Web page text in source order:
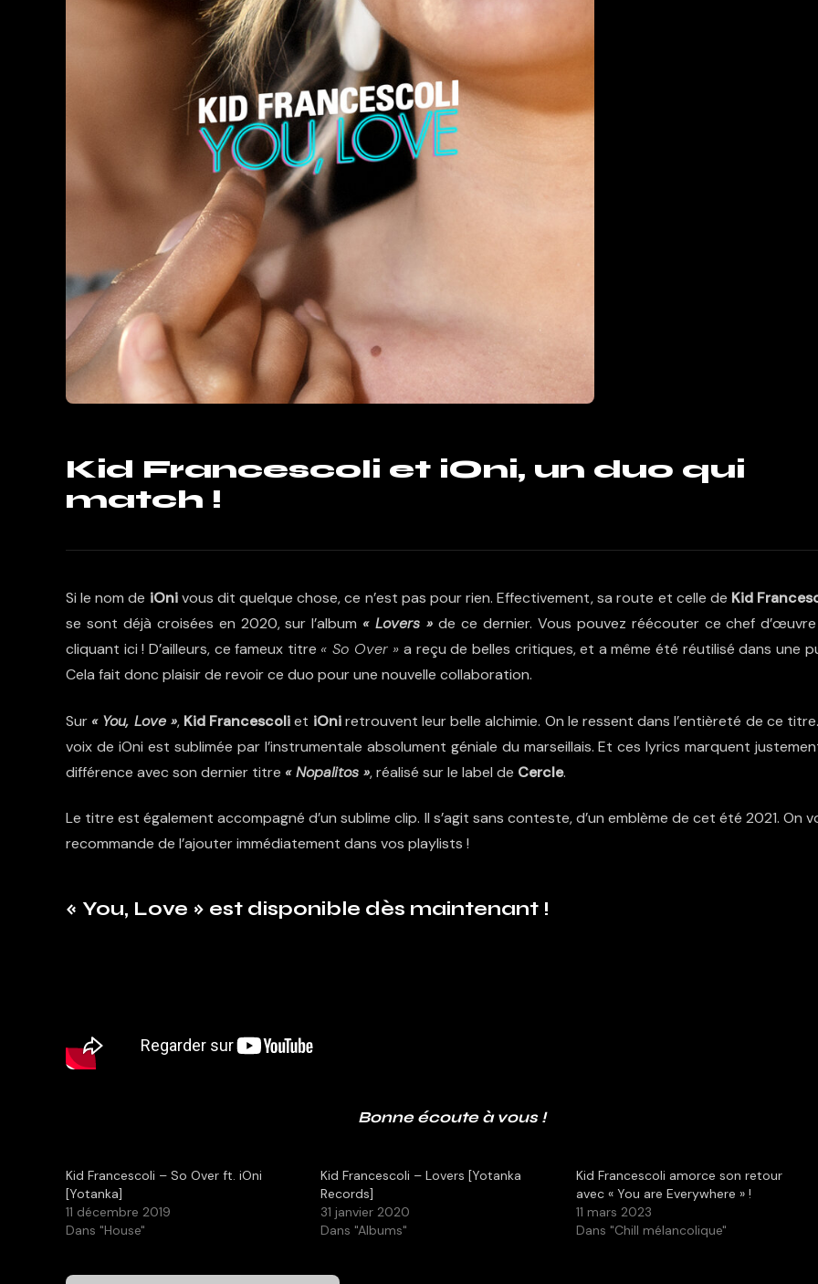
Kid Francescoli et iOni, un duo qui
match !
Si le nom de iOnivous dit quelque chose, ce n’est pas pour rien. Effectivement, sa route et celle de Kid
se sont déjà croisées en 2020, sur l’album « Lovers » de ce dernier. Vous pouvez réécouter ce chef
cliquant ici ! D’ailleurs, ce fameux titre « So Over » a reçu de belles critiques, et a même été réutilisé dans une
Cela fait donc plaisir de revoir ce duo pour une nouvelle collaboration.
Sur « You, Love », Kid Francescoliet iOniretrouvent leur belle alchimie. On le ressent dans l’entièreté de ce
voix de iOni est sublimée par l’instrumentale absolument géniale du marseillais. Et ces lyrics marquent
différence avec son dernier titre « Nopalitos », réalisé sur le label de Cercle.
Le titre est également accompagné d’un sublime clip. Il s’agit sans conteste, d’un emblème de cet été 2021. On
recommande de l’ajouter immédiatement dans vos playlists !
« You, Love » est disponible dès maintenant !
Bonne écoute à vous !
Kid Francescoli – So Over ft. iOni
[Yotanka]
11 décembre 2019
Dans "House"
Kid Francescoli – Lovers [Yotanka
Records]
31 janvier 2020
Dans "Albums"
Kid Francescoli amorce son retour
avec « You are Everywhere » !
11 mars 2023
Dans "Chill mélancolique"